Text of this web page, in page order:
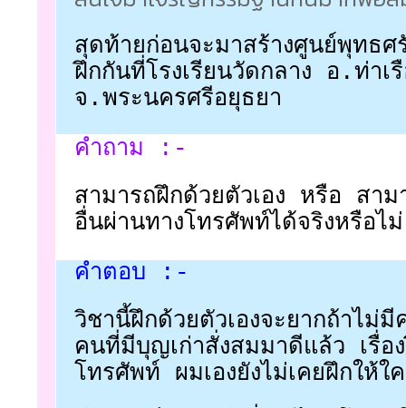
สุดท้ายก่อนจะมาสร้างศูนย์พุทธ
ฝึกกันที่โรงเรียนวัดกลาง อ.ท่าเ
จ.พระนครศรีอยุธยา
คำถาม :-
สามารถฝึกด้วยตัวเอง หรือ สา
อื่นผ่านทางโทรศัพท์ได้จริงหรือไม่
คำตอบ :-
วิชานี้ฝึกด้วยตัวเองจะยากถ้าไม่
คนที่มีบุญเก่าสั่งสมมาดีแล้ว เรื่อ
โทรศัพท์ ผมเองยังไม่เคยฝึกให้